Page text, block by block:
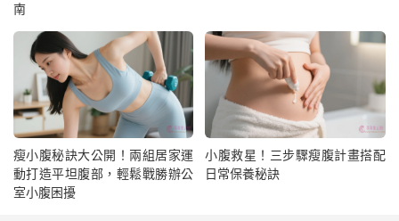
南
瘦小腹秘訣大公開！兩組居家運
動打造平坦腹部，輕鬆戰勝辦公
室小腹困擾
小腹救星！三步驟瘦腹計畫搭配
日常保養秘訣